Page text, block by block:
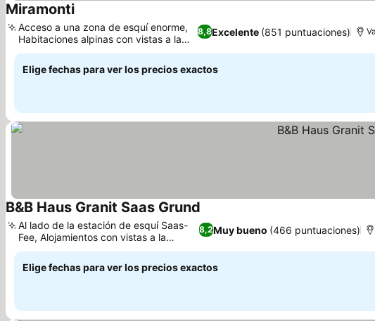
Miramonti
8,8Excelente (851 puntuaciones)
Acceso a una zona de esquí enorme,
Habitaciones alpinas con vistas a la
montaña
Elige fechas para ver los precios exactos
B&B Haus Granit Saas Grund
8,2Muy bueno (466 puntuaciones)
Al lado de la estación de esquí Saas-
Fee, Alojamientos con vistas a la
montaña y al río
Elige fechas para ver los precios exactos